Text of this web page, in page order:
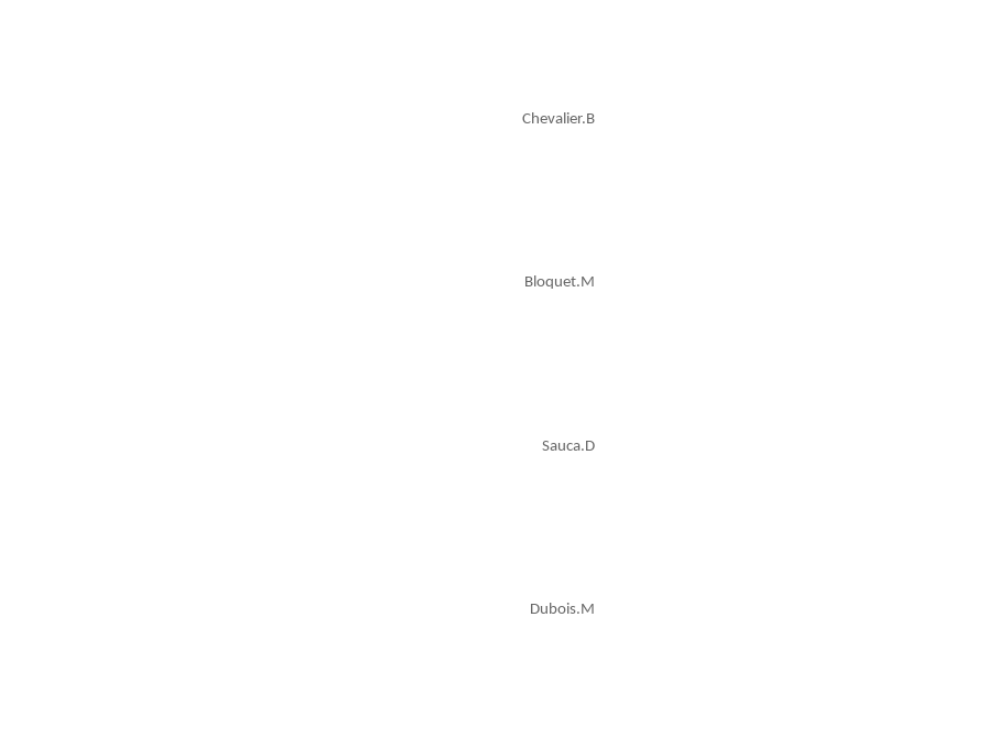
Chevalier.B
Bloquet.M
Sauca.D
Dubois.M